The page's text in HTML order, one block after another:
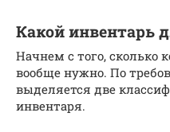
Какой инвентарь
Начнем с того, сколько
вообще нужно. По
выделяется две
инвентаря.